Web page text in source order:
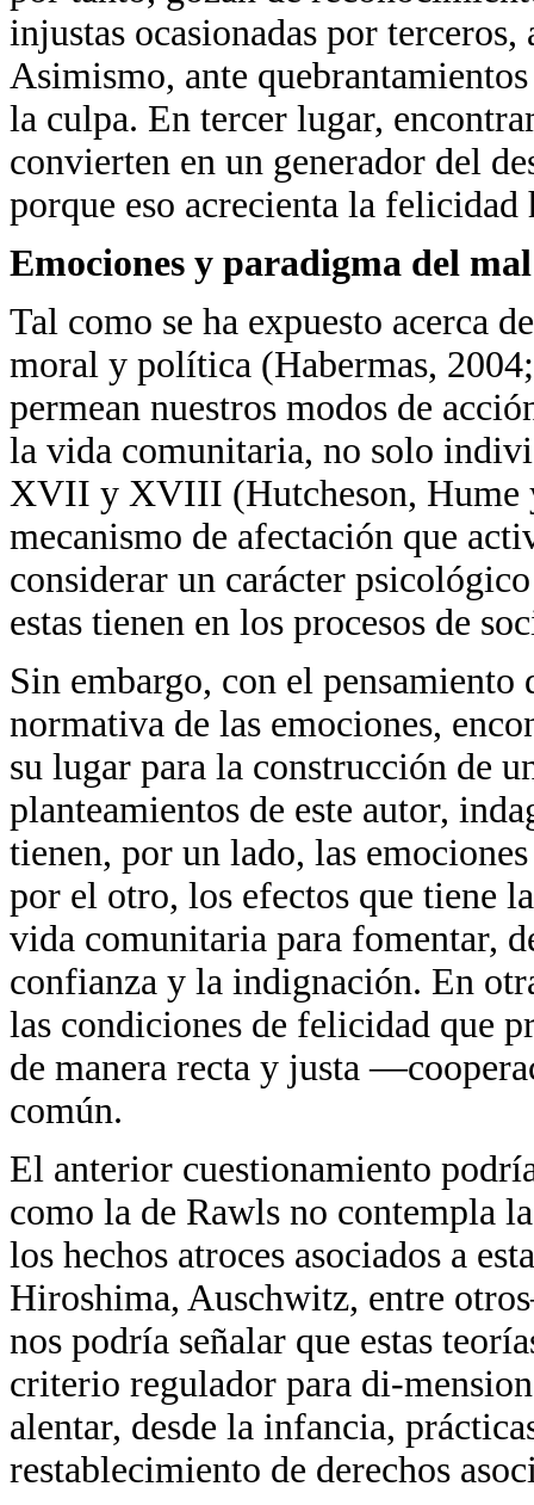
injustas ocasionadas por
Asimismo, ante
la culpa. En tercer lugar,
convierten en un generador del
porque eso acrecienta la felicidad
Emociones y paradigma del mal
Tal como se ha expuesto acerca
moral y política (Habermas,
permean nuestros modos de
la vida comunitaria, no solo
XVII y XVIII (Hutcheson, Hume
mecanismo de afectación que
considerar un carácter
estas tienen en los procesos de
Sin embargo, con el
normativa de las emociones,
su lugar para la construcción de
planteamientos de este autor,
tienen, por un lado, las
por el otro, los efectos que tiene
vida comunitaria para fomentar,
confianza y la indignación. En
las condiciones de felicidad que
de manera recta y justa
común.
El anterior cuestionamiento
como la de Rawls no contempla
los hechos atroces asociados a
Hiroshima, Auschwitz, entre
nos podría señalar que estas
criterio regulador para di-
alentar, desde la infancia,
restablecimiento de derechos